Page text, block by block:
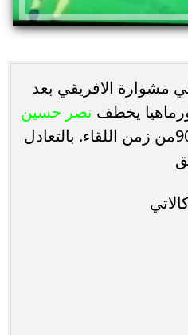
مشوارة الافريقي بعد
يخطف نصر حسين
هدف في الدقيقه 90من زمن اللقاء. بالتعادل